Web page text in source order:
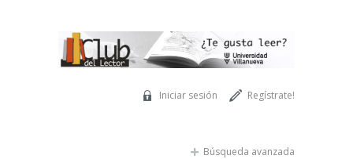
Regístrate!
Iniciar sesión
Búsqueda avanzada